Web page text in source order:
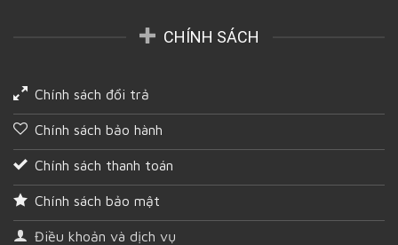
CHÍNH SÁCH
Chính sách đổi trả
Chính sách bảo hành
Chính sách thanh toán
Chính sách bảo mật
Điều khoản và dịch vụ